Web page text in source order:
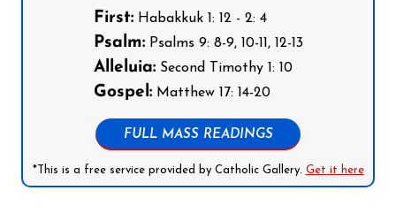
First:Habakkuk 1: 12 - 2: 4
Psalm:Psalms 9: 8-9, 10-11, 12-13
Alleluia:Second Timothy 1: 10
Gospel:Matthew 17: 14-20
FULL MASS READINGS
*This is a free service provided by Catholic Gallery. Get it here